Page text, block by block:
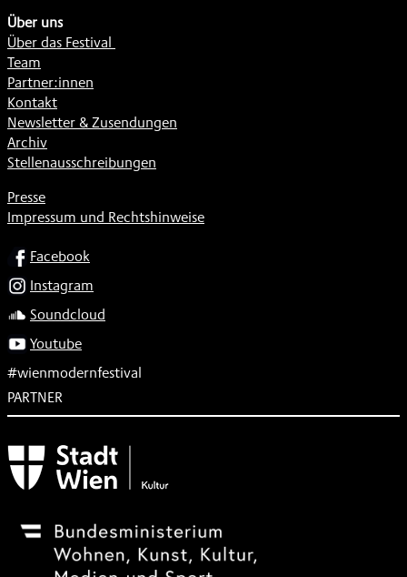
Über uns
Über das Festival
Team
Partner:innen
Kontakt
Newsletter & Zusendungen
Archiv
Stellenausschreibungen
Presse
Impressum und Rechtshinweise
SOCIALFacebook
Instagram
Soundcloud
Youtube
#wienmodernfestival
PARTNER
Subventionsgeber